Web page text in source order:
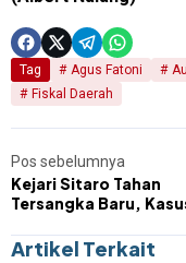
Tag Agus Fatoni
Fiskal Daerah
Pos sebelumnya
Kejari Sitaro Tahan
Tersangka Baru,
SMA Negeri 1 Siau
Artikel Terkait